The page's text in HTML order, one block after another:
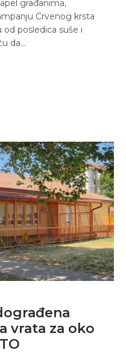
građanima,
Crvenog krsta
od posledica suše i
da…
vrata za oko